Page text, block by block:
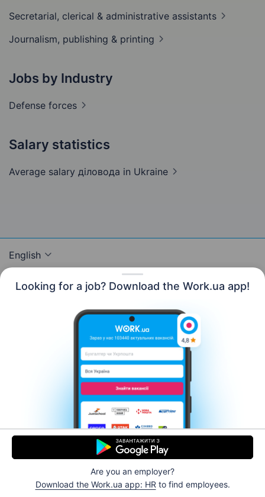
Looking for a job? Download the Work.ua app!
Are you an employer?
Download the Work.ua app: HR to find employees.
Secretarial, clerical & administrative assistants
Journalism, publishing & printing
Jobs by Industry
Defense forces
Salary statistics
Average salary діловода in Ukraine
English
Contact us About us
Сareer
Help
For employers
© 2006–2026 Work.ua. Ukraine's #1 job service.